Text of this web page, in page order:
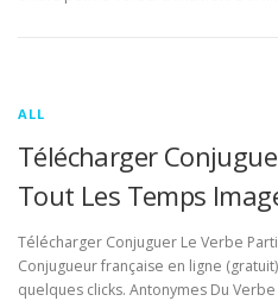
ALL
Télécharger
Tout Les Temps
Télécharger Conjuguer Le Verbe
Conjugueur française en ligne
quelques clicks. Antonymes Du